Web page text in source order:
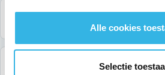
Alle cookies
Selectie
Verbruikshistoriek